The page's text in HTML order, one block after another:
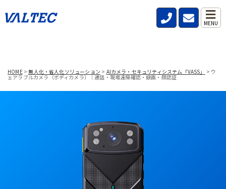
MENU
HOME>無人化・省人化ソリューション > AIカメラ・セキュリティシステム「VASS」 > ウ
ェアラブルカメラ（ボディカメラ）｜通話・現場遠隔確認・録画・顔認証